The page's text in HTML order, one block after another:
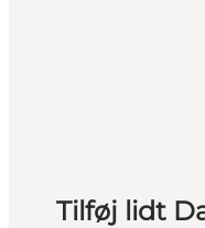
Tilføj lidt